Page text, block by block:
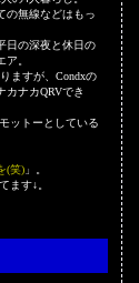
の無線などはもっ
日の深夜と休日の
。
ますが、Condxの
カナカQRVでき
ットーとしている
(笑) 」。
ます↓。